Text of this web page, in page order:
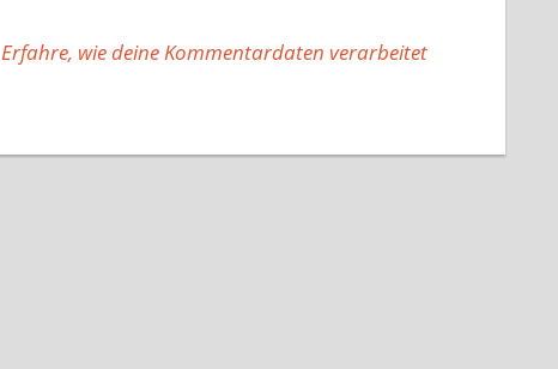
Erfahre, wie deine Kommentardaten verarbeitet